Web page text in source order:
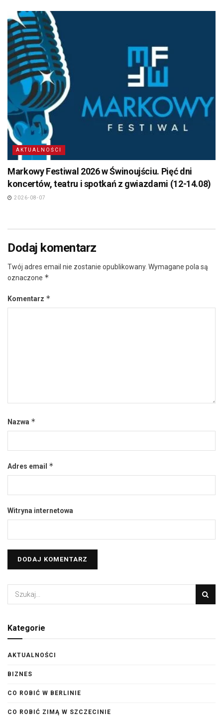
AKTUALNOŚCI
Markowy Festiwal 2026 w Świnoujściu. Pięć dni
koncertów, teatru i spotkań z gwiazdami (12-14.08)
2026-08-07
Dodaj komentarz
Twój adres email nie zostanie opublikowany. Wymagane pola są
oznaczone *
Komentarz *
Nazwa *
Adres email *
Witryna internetowa
Kategorie
AKTUALNOŚCI
BIZNES
CO ROBIĆ W BERLINIE
CO ROBIĆ ZIMĄ W SZCZECINIE